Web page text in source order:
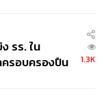
ต้นทุนเกษตร
ำมัน B20 ให้
ญญาภาครัฐและ
หมา และออก
รร. ใน
รอบครองปืน
1.3K